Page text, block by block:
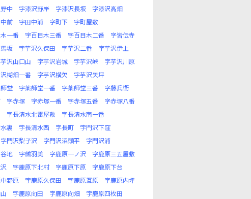
中 字漆沢野岸 字漆沢長坂
字漆沢高畑
前 字田中浦 字町下
字町屋敷
一番 字百目木三番 字百目木二番
字皆伝寺
坂 字芋沢久保田 字芋沢二番
字芋沢伊上
沢山口山 字芋沢岩城 字芋沢峠
字芋沢川原
楜畑一番 字芋沢横欠
字芋沢矢坪
堂 字薬師堂一番 字薬師堂三番
字藤兵衛
字赤塚 字赤塚一番 字赤塚五番
字赤塚八番
字長清水北雷屋敷
字長清水南一番
裏 字長清水西 字長町
字門沢下窪
字門沢梨子沢 字門沢沼頭平
字門沢浦
地 字鶴羽美 字鹿原一ノ沢
字鹿原三五屋敷
字鹿原下北村 字鹿原下原
字鹿原下台
野原 字鹿原久保田 字鹿原互原
字鹿原内坪
字鹿原向田 字鹿原向畑
字鹿原四枚田